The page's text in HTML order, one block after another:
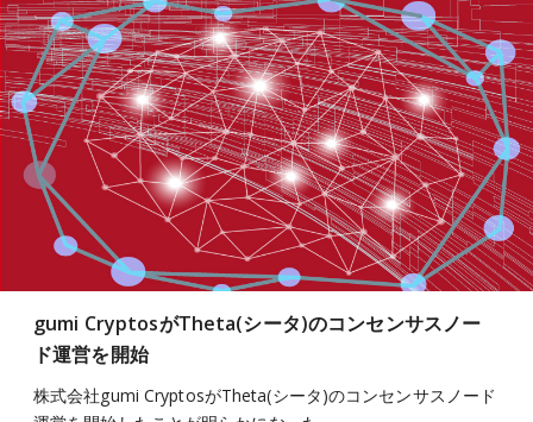
gumi CryptosがTheta(シータ)のコンセンサスノー
ド運営を開始
株式会社gumi CryptosがTheta(シータ)のコンセンサスノード